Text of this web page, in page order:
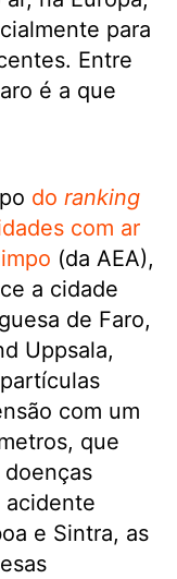
para
Entre
é a que
do ranking
com ar
(da AEA),
a cidade
de Faro,
Uppsala,
com um
que
doenças
acidente
e Sintra, as